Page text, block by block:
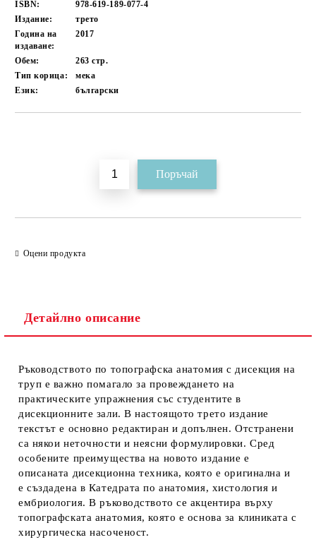
ISBN:
978-619-189-077-4
Издание:
трето
Година на
издаване:
2017
Обем: 263стр.
Тип корица:
мека
Език:
български
Оцени продукта
Детайлно описание
Ръководството по топографска анатомия с дисекция на
труп е важно помагало за провеждането на
практическите упражнения със студентите в
дисекционните зали. В настоящото трето издание
текстът е основно редактиран и допълнен. Отстранени
са някои неточности и неясни формулировки. Сред
особените преимущества на новото издание е
описаната дисекционна техника, която е оригинална и
е създадена в Катедрата по анатомия, хистология и
ембриология. В ръководството се акцентира върху
топографската анатомия, която е основа за клиниката с
хирургическа насоченост.